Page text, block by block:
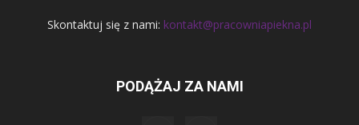
Skontaktuj się z nami: kontakt@pracowniapiekna.pl
PODĄŻAJ ZA NAMI